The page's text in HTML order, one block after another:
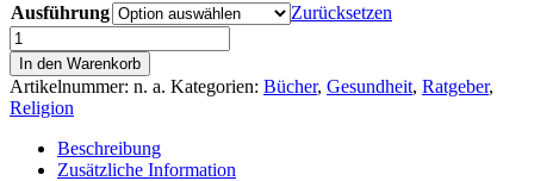
bis
32,50 €
Ausführung
Zurücksetzen
Reinhard
Abeln:
Die
Vierzehn
Nothelfer
In den Warenkorb
Artikelnummer: n. a. Kategorien: Bücher, Gesundheit, Ratgeber,
Religion
Beschreibung
Zusätzliche Information